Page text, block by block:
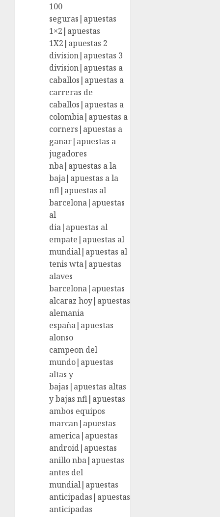
100
seguras|apuestas
1×2|apuestas
1X2|apuestas 2
division|apuestas 3
division|apuestas a
caballos|apuestas a
carreras de
caballos|apuestas a
colombia|apuestas a
corners|apuestas a
ganar|apuestas a
jugadores
nba|apuestas a la
baja|apuestas a la
nfl|apuestas al
barcelona|apuestas
al
dia|apuestas al
empate|apuestas al
mundial|apuestas al
tenis wta|apuestas
alaves
barcelona|apuestas
alcaraz hoy|apuestas
alemania
españa|apuestas
alonso
campeon del
mundo|apuestas
altas y
bajas|apuestas altas
y bajas nfl|apuestas
ambos equipos
marcan|apuestas
america|apuestas
android|apuestas
anillo nba|apuestas
antes del
mundial|apuestas
anticipadas|apuestas
anticipadas